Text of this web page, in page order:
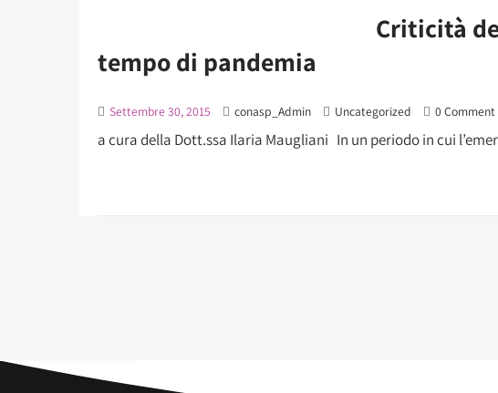
Criticità
tempo di pandemia
Settembre 30, 2015 conasp_Admin Uncategorized 0 Comment
a cura della Dott.ssa Ilaria Maugliani In un periodo in cui